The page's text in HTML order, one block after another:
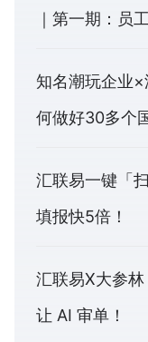
｜第一期：员
知名潮玩企业
何做好30多个
汇联易一键「
填报快5倍！
汇联易X大参
让 AI 审单！